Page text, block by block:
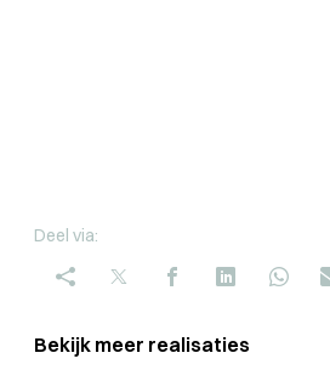
Deel via:
Bekijk meer realisaties